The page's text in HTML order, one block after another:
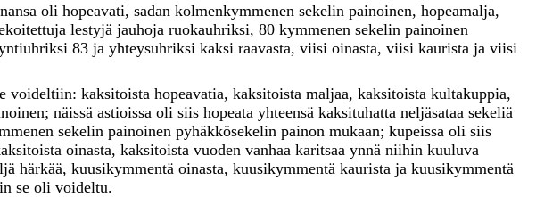
oli hopeavati, sadan kolmenkymmenen sekelin painoinen, hopeamalja,
lestyjä jauhoja ruokauhriksi, 80 kymmenen sekelin painoinen
83 ja yhteysuhriksi kaksi raavasta, viisi oinasta, viisi kaurista ja viisi
voideltiin: kaksitoista hopeavatia, kaksitoista maljaa, kaksitoista kultakuppia,
; näissä astioissa oli siis hopeata yhteensä kaksituhatta neljäsataa sekeliä
sekelin painoinen pyhäkkösekelin painon mukaan; kupeissa oli siis
oinasta, kaksitoista vuoden vanhaa karitsaa ynnä niihin kuuluva
härkää, kuusikymmentä oinasta, kuusikymmentä kaurista ja kuusikymmentä
se oli voideltu.